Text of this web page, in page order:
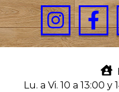
Lu. a Vi. 10 a 13:00 y